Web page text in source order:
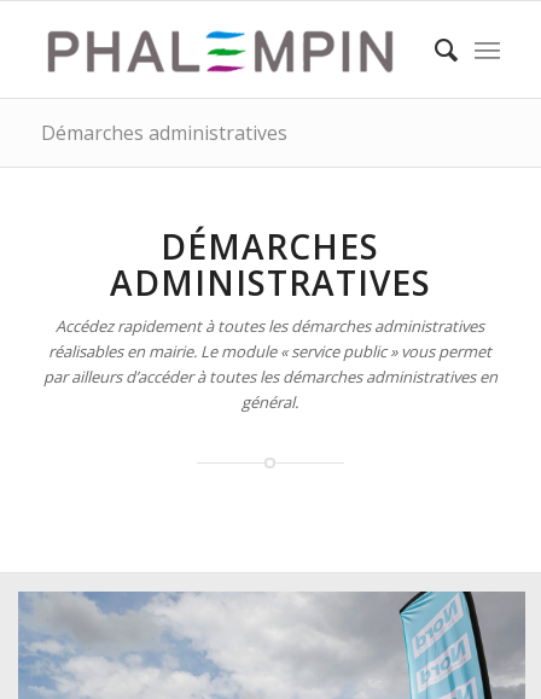
Démarches administratives
DÉMARCHES
ADMINISTRATIVES
Accédez rapidement à toutes les démarches administratives
réalisables en mairie. Le module « service public » vous permet
par ailleurs d’accéder à toutes les démarches administratives en
général.